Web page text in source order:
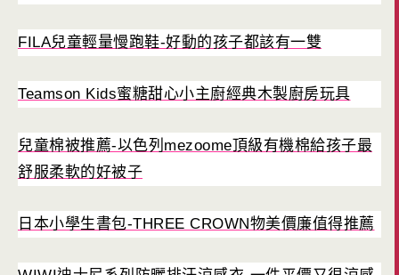
FILA兒童輕量慢跑鞋-好動的孩子都該有一雙
Teamson Kids蜜糖甜心小主廚經典木製廚房玩具
兒童棉被推薦-以色列mezoome頂級有機棉給孩子最
舒服柔軟的好被子
日本小學生書包-THREE CROWN物美價廉值得推薦